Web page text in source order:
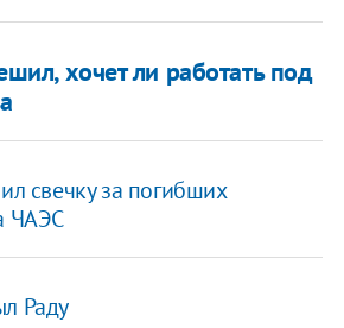
хочет ли работать под
свечку за погибших
ЧАЭС
Раду